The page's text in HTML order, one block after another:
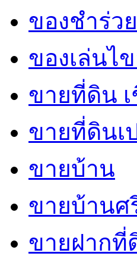
ของชำร่ว
ของเล่นไ
ขายที่ดิน
ขายที่ดินเ
ขายบ้าน
ขายบ้านศ
ขายฝากที่